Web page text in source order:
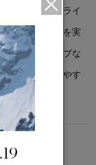
クルフェザーライ
量性、保温性を実
は、アクティブな
きに重ね着しやす